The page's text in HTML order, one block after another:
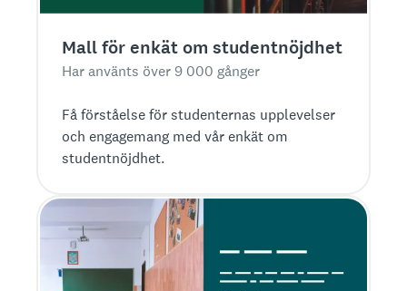
Mall för enkät om studentnöjdhet
Har använts över 9 000 gånger
Få förståelse för studenternas upplevelser
och engagemang med vår enkät om
studentnöjdhet.